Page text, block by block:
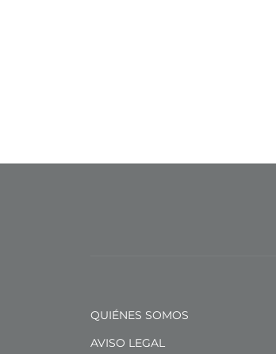
QUIÉNES SOMOS
AVISO LEGAL